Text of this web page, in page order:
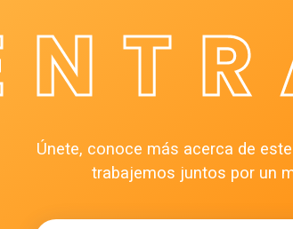
Únete, conoce más acerca de
trabajemos juntos por un